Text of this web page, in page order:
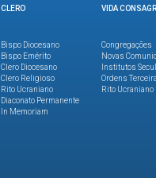
CLERO
Bispo Diocesano
Bispo Emérito
Clero Diocesano
Clero Religioso
Rito Ucraniano
Diaconato Permanente
In Memoriam
VIDA
Congregações
Novas
Institutos
Ordens
Rito Ucraniano